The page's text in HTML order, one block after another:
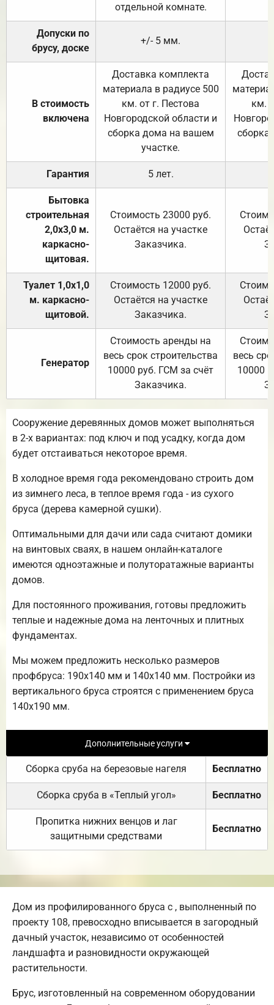
отдельной комнате.
Допуски по
брусу, доске
+/- 5 мм.
В стоимость
включена
Доставка комплекта
материала в радиусе 500
км. от г. Пестова
Новгородской области и
сборка дома на вашем
участке.
км.
Гарантия 5 лет.
Бытовка
строительная
2,0х3,0 м.
каркасно-
щитовая.
Стоимость 23000 руб.
Остаётся на участке
Заказчика.
Туалет 1,0х1,0
м. каркасно-
щитовой.
Стоимость 12000 руб.
Остаётся на участке
Заказчика.
Генератор
Стоимость аренды на
весь срок строительства
10000 руб. ГСМ за счёт
Заказчика.
весь
10000
Сооружение деревянных домов может выполняться
в 2-х вариантах: под ключ и под усадку, когда дом
будет отстаиваться некоторое время.
В холодное время года рекомендовано строить дом
из зимнего леса, в теплое время года - из сухого
бруса (дерева камерной сушки).
Оптимальными для дачи или сада считают домики
на винтовых сваях, в нашем онлайн-каталоге
имеются одноэтажные и полуторатажные варианты
домов.
Для постоянного проживания, готовы предложить
теплые и надежные дома на ленточных и плитных
фундаментах.
Мы можем предложить несколько размеров
профбруса: 190х140 мм и 140х140 мм. Постройки из
вертикального бруса строятся с применением бруса
140х190 мм.
Дополнительные услуги
Сборка сруба на березовые нагеля Бесплатно
Сборка сруба в «Теплый угол» Бесплатно
Пропитка нижних венцов и лаг
защитными средствами
Бесплатно
Дом из профилированного бруса с , выполненный по
проекту 108, превосходно вписывается в загородный
дачный участок, независимо от особенностей
ландшафта и разновидности окружающей
растительности.
Брус, изготовленный на современном оборудовании